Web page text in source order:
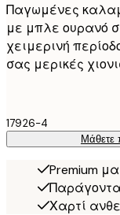
Παγωμένες
με μπλε ουρανό
χειμερινή
σας μερικές
17926-4
Μάθετε
Premium
Χαρτί